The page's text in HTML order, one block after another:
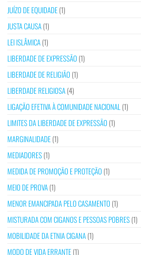
JUÍZO DE EQUIDADE(1)
JUSTA CAUSA(1)
LEI ISLÂMICA(1)
LIBERDADE DE EXPRESSÃO (1)
LIBERDADE DE RELIGIÃO (1)
LIBERDADE RELIGIOSA(4)
LIGAÇÃO EFETIVA À COMUNIDADE NACIONAL (1)
LIMITES DA LIBERDADE DE EXPRESSÃO (1)
MARGINALIDADE(1)
MEDIADORES(1)
MEDIDA DE PROMOÇÃO E PROTEÇÃO (1)
MEIO DE PROVA(1)
MENOR EMANCIPADA PELO CASAMENTO (1)
MISTURADA COM CIGANOS E PESSOAS POBRES(1)
MOBILIDADE DA ETNIA CIGANA(1)
MODO DE VIDA ERRANTE(1)